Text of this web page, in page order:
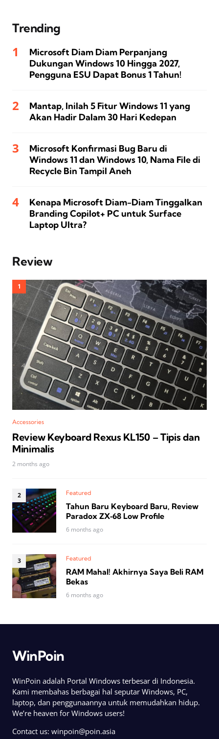
Trending
Microsoft Diam Diam Perpanjang
Dukungan Windows 10 Hingga 2027,
Pengguna ESU Dapat Bonus 1 Tahun!
Mantap, Inilah 5 Fitur Windows 11 yang
Akan Hadir Dalam 30 Hari Kedepan
Microsoft Konfirmasi Bug Baru di
Windows 11 dan Windows 10, Nama File di
Recycle Bin Tampil Aneh
Kenapa Microsoft Diam-Diam Tinggalkan
Branding Copilot+ PC untuk Surface
Laptop Ultra?
Review
Accessories
Review Keyboard Rexus KL150 – Tipis dan
Minimalis
2 months ago
Featured
Tahun Baru Keyboard Baru, Review
Paradox ZX‑68 Low Profile
6 months ago
Featured
RAM Mahal! Akhirnya Saya Beli RAM
Bekas
6 months ago
WinPoin
WinPoin adalah Portal Windows terbesar di Indonesia.
Kami membahas berbagai hal seputar Windows, PC,
laptop, dan penggunaannya untuk memudahkan hidup.
We’re heaven for Windows users!
Contact us: winpoin@poin.asia